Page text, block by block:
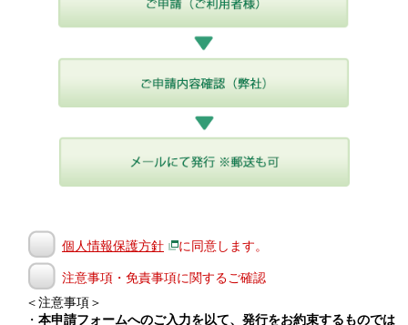
個人情報保護方針 に同意します。
注意事項・免責事項に関するご確認
＜注意事項＞
・ 本申請フォームへのご入力を以て、発行をお約束するものでは